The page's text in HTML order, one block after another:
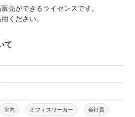
売ができるライセンスです。
ください。
て
室内 オフィスワーカー 会社員